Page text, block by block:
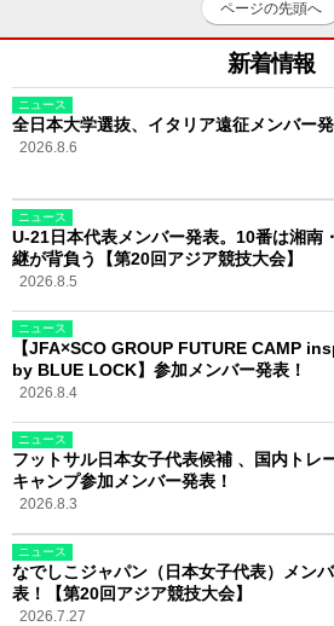
ページの先頭へ
新着情報
ニュース
全日本大学選抜、イタリア遠征メンバー発
2026.8.6
ニュース
U-21日本代表メンバー発表。10番は湘南
継が背負う【第20回アジア競技大会】
2026.8.5
ニュース
【JFA×SCO GROUP FUTURE CAMP
by BLUE LOCK】参加メンバー発表！
2026.8.4
ニュース
フットサル日本女子代表候補 、国内トレ
キャンプ参加メンバー発表！
2026.8.3
ニュース
なでしこジャパン（日本女子代表）メン
表！【第20回アジア競技大会】
2026.7.27